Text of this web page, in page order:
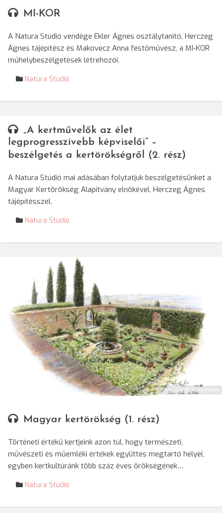
MI-KOR
A Natura Stúdió vendége Ekler Ágnes osztálytanító, Herczeg
Ágnes tájépítész és Makovecz Anna festőművész, a MI-KOR
műhelybeszélgetések létrehozói.
Natura Stúdió
„A kertművelők az élet
legprogresszívebb képviselői” –
beszélgetés a kertörökségről (2. rész)
A Natura Stúdió mai adásában folytatjuk beszélgetésünket a
Magyar Kertörökség Alapítvány elnökével, Herczeg Ágnes
tájépítésszel.
Natura Stúdió
© Magyar Kertörökség Alapítvány
Magyar kertörökség (1. rész)
Történeti értékű kertjeink azon túl, hogy természeti,
művészeti és műemléki értékek együttes megtartó helyei,
egyben kertkultúránk több száz éves örökségének…
Natura Stúdió